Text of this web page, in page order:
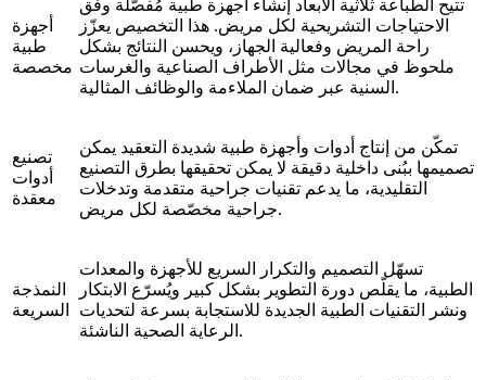
أجهزة
طبية
مخصصة
تتيح الطباعة ثلاثية الأبعاد إنشاء أجهزة طبية مُفصّلة وفق
الاحتياجات التشريحية لكل مريض. هذا التخصيص يعزّز
راحة المريض وفعالية الجهاز، ويحسن النتائج بشكل
ملحوظ في مجالات مثل الأطراف الصناعية والغرسات
السنية عبر ضمان الملاءمة والوظائف المثالية.
تصنيع
أدوات
معقدة
تمكّن من إنتاج أدوات وأجهزة طبية شديدة التعقيد يمكن
تصميمها ببُنى داخلية دقيقة لا يمكن تحقيقها بطرق التصنيع
التقليدية، ما يدعم تقنيات جراحية متقدمة وتدخلات
جراحية مخصّصة لكل مريض.
النمذجة
السريعة
تسهّل التصميم والتكرار السريع للأجهزة والمعدات
الطبية، ما يقلّص دورة التطوير بشكل كبير ويُسرّع الابتكار
ونشر التقنيات الطبية الجديدة للاستجابة بسرعة لتحديات
الرعاية الصحية الناشئة.